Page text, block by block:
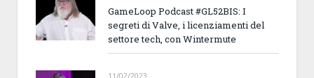
GameLoop Podcast #GL52BIS: I
segreti di Valve, i licenziamenti del
settore tech, con Wintermute
11/02/2023